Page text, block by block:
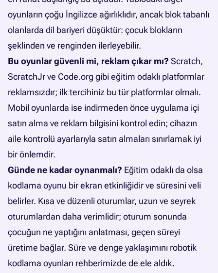
oyunların çoğu İngilizce ağırlıklıdır, ancak blok tabanlı
olanlarda dil bariyeri düşüktür: çocuk blokların
şeklinden ve renginden ilerleyebilir.
Bu oyunlar güvenli mi, reklam çıkar mı? Scratch,
ScratchJr ve Code.org gibi eğitim odaklı platformlar
reklamsızdır; ilk tercihiniz bu tür platformlar olmalı.
Mobil oyunlarda ise indirmeden önce uygulama içi
satın alma ve reklam bilgisini kontrol edin; cihazın
aile kontrolü ayarlarıyla satın almaları sınırlamak iyi
bir önlemdir.
Günde ne kadar oynanmalı? Eğitim odaklı da olsa
kodlama oyunu bir ekran etkinliğidir ve süresini veli
belirler. Kısa ve düzenli oturumlar, uzun ve seyrek
oturumlardan daha verimlidir; oturum sonunda
çocuğun ne yaptığını anlatması, geçen süreyi
üretime bağlar. Süre ve denge yaklaşımını robotik
kodlama oyunları rehberimizde de ele aldık.